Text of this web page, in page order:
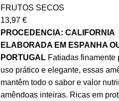
FRUTOS SECOS
13,97 €
PROCEDENCIA: CALIFORNIA
ELABORADA EM ESPANHA
PORTUGAL Fatiadas finamente
uso prático e elegante, essas
mantêm todo o sabor e valor
amêndoas inteiras. Ricas em